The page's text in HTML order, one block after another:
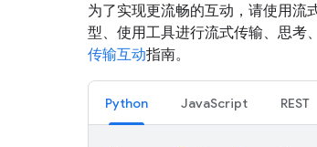
为了实现更流畅的互动，请使用流
型、使用工具进行流式传输、思考
传输互动指南。
Python JavaScript REST